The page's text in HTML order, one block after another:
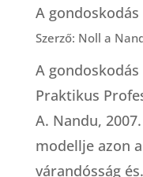
A
Szerző: Noll a
A
Praktikus
A. Nandu,
modellje azon
várandósság